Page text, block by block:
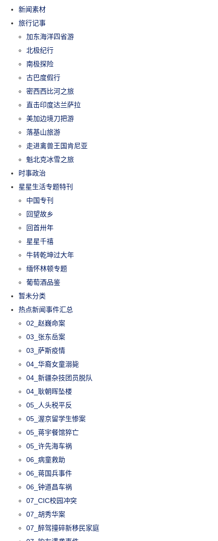
新闻素材
旅行记事
加东海洋四省游
北极纪行
南极探险
古巴度假行
密西西比河之旅
直击印度达兰萨拉
美加边境刀把游
落基山旅游
走进禽兽王国肯尼亚
魁北克冰雪之旅
时事政治
星星生活专题特刊
中国专刊
回望故乡
回首卅年
星星千禧
牛转乾坤过大年
缅怀林顿专题
葡萄酒品鉴
暂未分类
热点新闻事件汇总
02_赵巍命案
03_张东岳案
03_萨斯疫情
04_华裔女童溺毙
04_新疆杂技团员脱队
04_耿朝晖坠楼
05_人头税平反
05_渥京留学生惨案
05_蒋宇餐馆猝亡
05_许先海车祸
06_病童救助
06_蒋国兵事件
06_钟道昌车祸
07_CIC校园冲突
07_胡秀华案
07_醉驾撞碎新移民家庭